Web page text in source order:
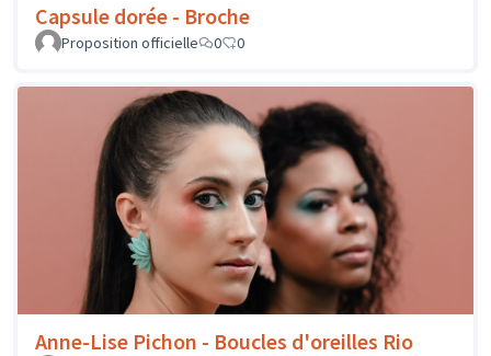
Capsule dorée - Broche
Proposition officielle 0 0
Anne-Lise Pichon - Boucles d'oreilles Rio